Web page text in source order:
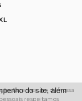
fazemos uso de nossa
respeitamos
do site, além